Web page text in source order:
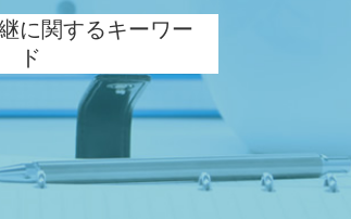
に関するキーワー
ド